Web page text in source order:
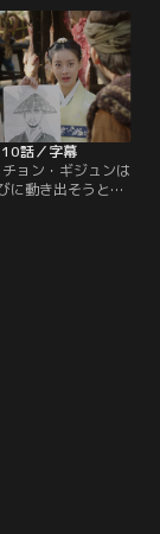
病し、ヘミョンも
を垣間見せる。ヘ
、王様をはじめと
は結託。一方ダヨ
ヘミョンが王女で
。
話／字幕
ョン・ギジュンは
に動き出そうとし
方清の国との縁談
ンとキョン・ウ
変わり果てたミ
だった。絶望した